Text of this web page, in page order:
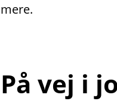
mere.
På vej i